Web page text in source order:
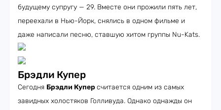
будущему супругу — 29. Вместе они прожили пять лет,
переехали в Нью-Йорк, снялись в одном фильме и
даже написали песню, ставшую хитом группы Nu-Kats.
Брэдли Купер
Сегодня Брэдли Куперсчитается одним из самых
завидных холостяков Голливуда. Однако однажды он